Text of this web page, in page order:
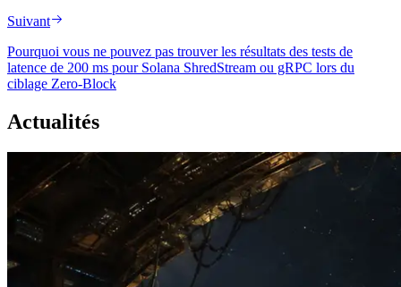
Suivant
Pourquoi vous ne pouvez pas trouver les résultats des tests de
latence de 200 ms pour Solana ShredStream ou gRPC lors du
ciblage Zero-Block
Actualités